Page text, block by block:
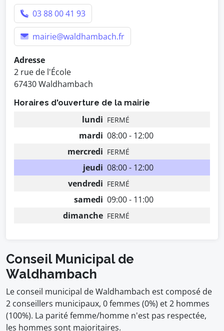
03 88 00 41 93
mairie@waldhambach.fr
Adresse
2 rue de l'École
67430 Waldhambach
Horaires d'ouverture de la mairie
lundi FERMÉ
mardi 08:00 - 12:00
mercredi FERMÉ
jeudi 08:00 - 12:00
vendredi FERMÉ
samedi 09:00 - 11:00
dimanche FERMÉ
Conseil Municipal de
Waldhambach
Le conseil municipal de Waldhambach est composé de
2 conseillers municipaux, 0 femmes (0%) et 2 hommes
(100%). La parité femme/homme n'est pas respectée,
les hommes sont majoritaires.